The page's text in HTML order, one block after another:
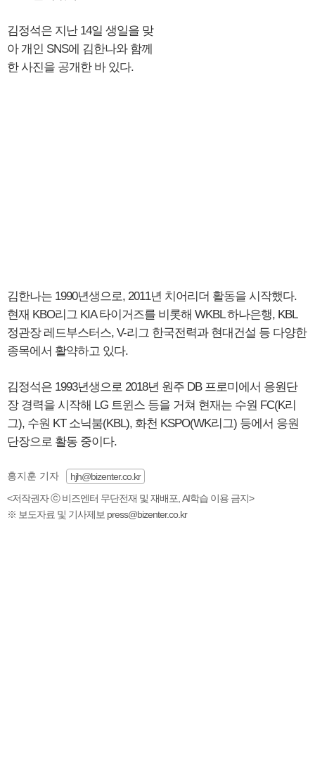
김정석은 지난 14일 생일을 맞
아 개인 SNS에 김한나와 함께
한 사진을 공개한 바 있다.
김한나는 1990년생으로, 2011년 치어리더 활동을 시작했다.
현재 KBO리그 KIA 타이거즈를 비롯해 WKBL 하나은행, KBL
정관장 레드부스터스, V-리그 한국전력과 현대건설 등 다양한
종목에서 활약하고 있다.
김정석은 1993년생으로 2018년 원주 DB 프로미에서 응원단
장 경력을 시작해 LG 트윈스 등을 거쳐 현재는 수원 FC(K리
그), 수원 KT 소닉붐(KBL), 화천 KSPO(WK리그) 등에서 응원
단장으로 활동 중이다.
홍지훈 기자
hjh@bizenter.co.kr
<저작권자 ⓒ 비즈엔터 무단전재 및 재배포, AI학습 이용 금지>
※ 보도자료 및 기사제보 press@bizenter.co.kr